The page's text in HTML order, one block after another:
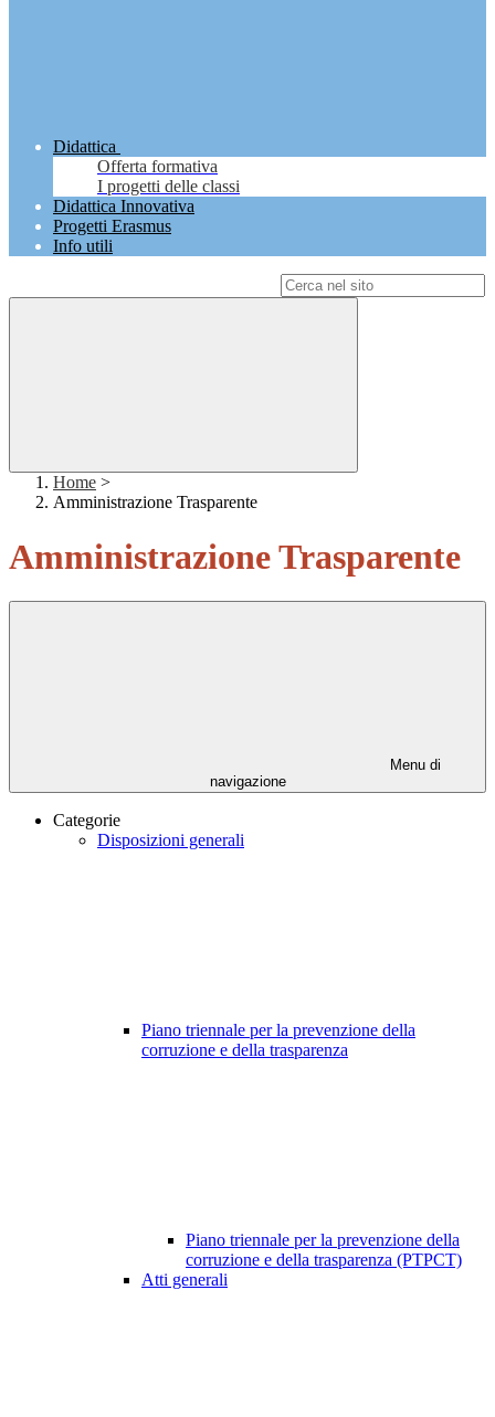
Didattica
Offerta formativa
I progetti delle classi
Didattica Innovativa
Progetti Erasmus
Info utili
Home >
Amministrazione Trasparente
Amministrazione Trasparente
Menu di
navigazione
Categorie
Disposizioni generali
Piano triennale per la prevenzione della
corruzione e della trasparenza
Piano triennale per la prevenzione della
corruzione e della trasparenza (PTPCT)
Atti generali